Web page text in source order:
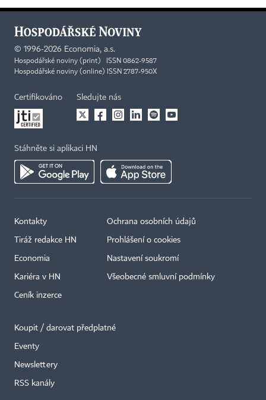
© 1996-2026 Economia, a.s.
Hospodářské noviny (print) ISSN 0862-9587
Hospodářské noviny (online) ISSN 2787-950X
Certifikováno Sledujte nás
Stáhněte si aplikaci HN
Kontakty
Tiráž redakce HN
Economia
Kariéra v HN
Ceník inzerce
Ochrana osobních údajů
Prohlášení o cookies
Nastavení soukromí
Všeobecné smluvní podmínky
Koupit / darovat předplatné
Eventy
Newslettery
RSS kanály